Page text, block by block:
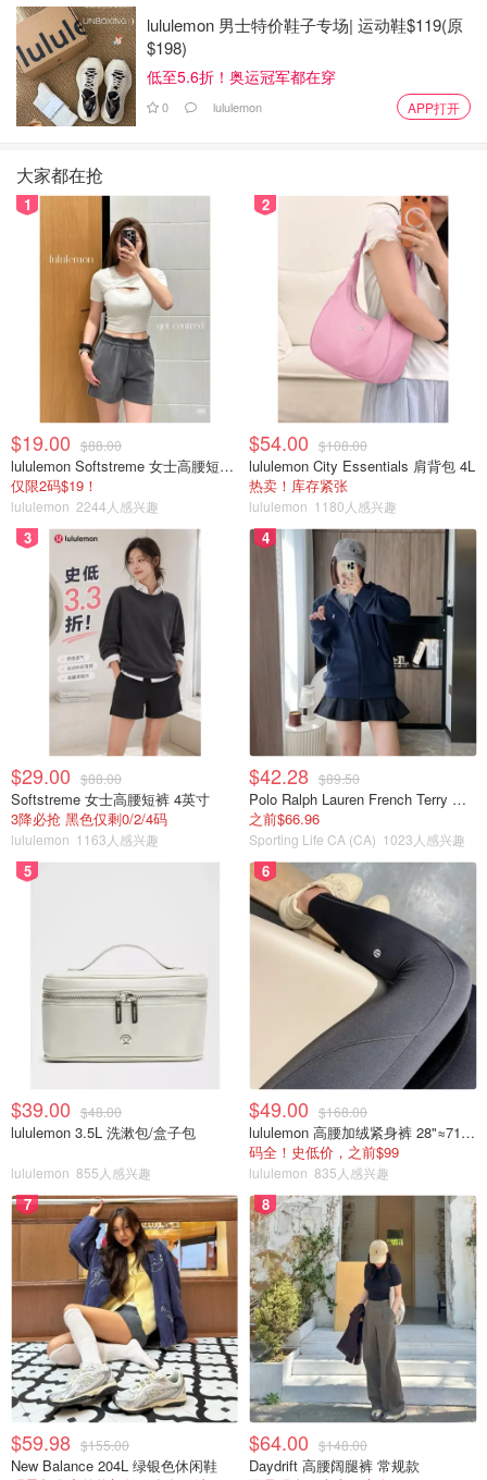
lululemon 男士特价鞋子专场| 运动鞋$119(原
$198)
低至5.6折！奥运冠军都在穿
0 lululemon APP打开
大家都在抢
1
$19.00 $88.00
lululemon Softstreme 女士高腰短裤 10cm
仅限2码$19！
lululemon 2244人感兴趣
2
$54.00 $108.00
lululemon City Essentials 肩背包 4L
热卖！库存紧张
lululemon 1180人感兴趣
3
$29.00 $88.00
Softstreme 女士高腰短裤 4英寸
3降必抢 黑色仅剩0/2/4码
lululemon 1163人感兴趣
4
$42.28 $89.50
Polo Ralph Lauren French Terry 女童连帽卫衣 7-16码
之前$66.96
Sporting Life CA (CA) 1023人感兴趣
5
$39.00 $48.00
lululemon 3.5L 洗漱包/盒子包
lululemon 855人感兴趣
6
$49.00 $168.00
lululemon 高腰加绒紧身裤 28"≈71cm 5个口袋
码全！史低价，之前$99
lululemon 835人感兴趣
7
$59.98 $155.00
New Balance 204L 绿银色休闲鞋
8
$64.00 $148.00
Daydrift 高腰阔腿裤 常规款